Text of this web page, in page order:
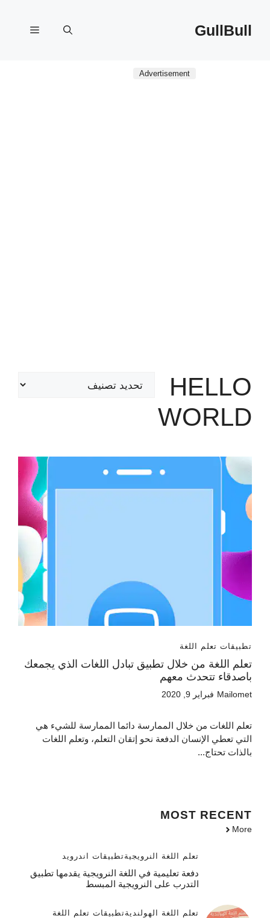
المحتوىGullBull القائمة
Advertisement
HELLO
WORLD
تطبيقات تعلم اللغة
تعلم اللغة من خلال تطبيق تبادل اللغات الذي يجمعك
باصدقاء تتحدث معهم
Mailomet فبراير 9, 2020
تعلم اللغات من خلال الممارسة دائما الممارسة للشيء هي
التي تعطي الإنسان الدفعة نحو إتقان التعلم، وتعلم اللغات
بالذات تحتاج...
MOST RECENT
More
تعلم اللغة النرويجيةتطبيقات اندرويد
دفعة تعليمية في اللغة النرويجية يقدمها تطبيق
التدرب على النرويجية المبسط
تعلم اللغة الهولنديةتطبيقات تعلم اللغة